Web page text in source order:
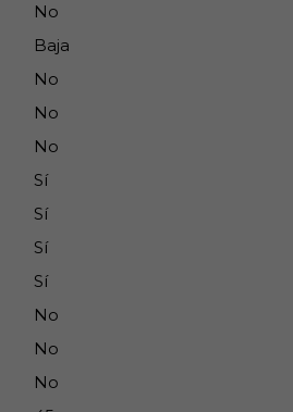
No
Baja
No
No
No
Sí
Sí
Sí
Sí
No
No
No